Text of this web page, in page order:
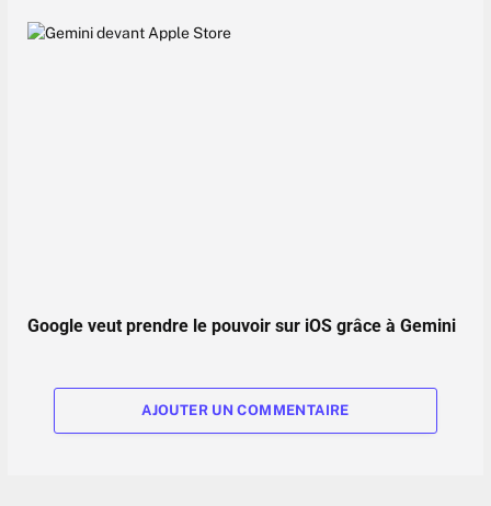
Google veut prendre le pouvoir sur iOS grâce à Gemini
AJOUTER UN COMMENTAIRE